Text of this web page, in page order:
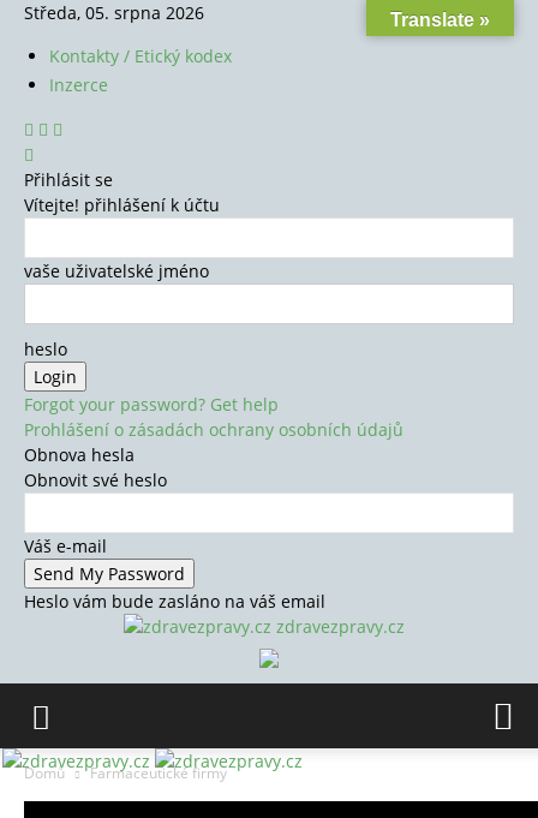
Středa, 05. srpna 2026
Kontakty / Etický kodex
Inzerce
Přihlásit se
Vítejte! přihlášení k účtu
vaše uživatelské jméno
heslo
Forgot your password? Get help
Prohlášení o zásadách ochrany osobních údajů
Obnova hesla
Obnovit své heslo
Váš e-mail
Heslo vám bude zasláno na váš email
zdravezpravy.cz
Domů Farmaceutické firmy
Translate »